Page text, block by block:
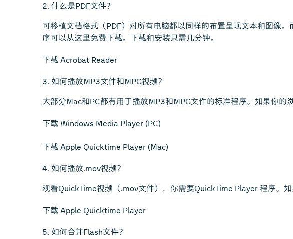
2. 什么是PDF文件？
可移植文档格式（PDF）对所有电脑都以同样的布置呈现文本和图像
序可以从这里免费下载。下载和安装只需几分钟。
下载 Acrobat Reader
3. 如何播放MP3文件和MPG视频？
大部分Mac和PC都有用于播放MP3和MPG文件的标准程序。如果你的
下载 Windows Media Player (PC)
下载 Apple Quicktime Player (Mac)
4. 如何播放.mov视频？
观看QuickTime视频（.mov文件），你需要QuickTime Player 程序。
下载 Apple Quicktime Player
5. 如何合并Flash文件？